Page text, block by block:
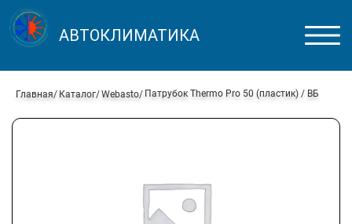
АВТОКЛИМАТИКА
Главная Каталог Webasto Патрубок Thermo Pro 50 (пластик) / ВБ